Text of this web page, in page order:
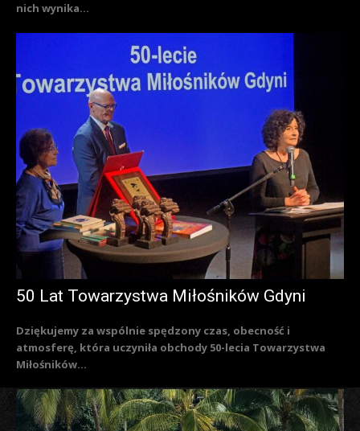
nich wynika...
50 Lat Towarzystwa Miłośników Gdyni
Dziękujemy za wspólnie spędzony czas, obecność i
atmosferę, która uczyniła obchody 50-lecia Towarzystwa
Miłośników...